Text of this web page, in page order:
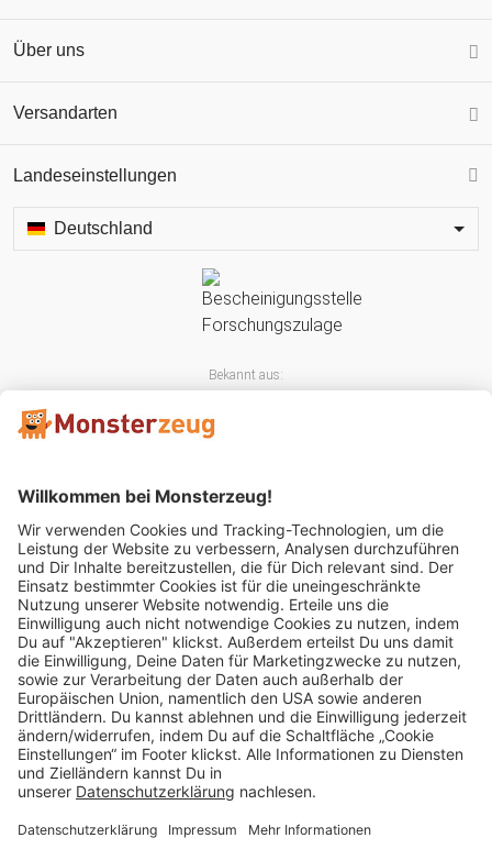
Über uns
Versandarten
Landeseinstellungen
Deutschland
Bekannt aus:
Mitglied im:
Impressum AGB Widerrufsbelehrung